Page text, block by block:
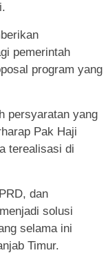
pemerintah
program yang
persyaratan yang
Pak Haji
terealisasi di
dan
solusi
selama ini
Timur.